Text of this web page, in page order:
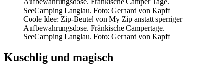
Coole Idee: Zip-Beutel von My Zip anstatt sperriger
Aufbewahrungsdose. Fränkische Campertage.
SeeCamping Langlau. Foto: Gerhard von Kapff
Kuschlig und magisch